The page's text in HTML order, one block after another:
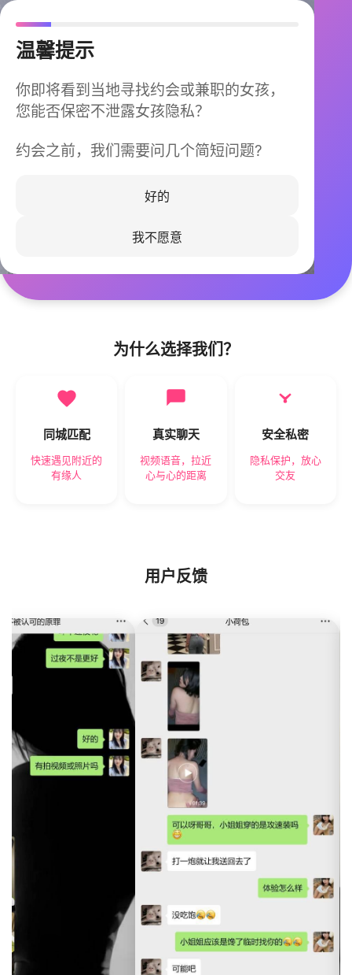
温馨提示
你即将看到当地寻找约会或兼职的女孩，
您能否保密不泄露女孩隐私？
约会之前，我们需要问几个简短问题?
好的
我不愿意
今晚不再孤单
同城快速匹配，马上认识身边的TA
立即下载
为什么选择我们？
同城匹配
快速遇见附近的
有缘人
真实聊天
视频语音，拉近
心与心的距离
安全私密
隐私保护，放心
交友
用户反馈